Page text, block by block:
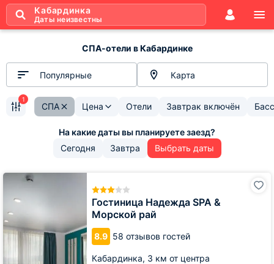
Кабардинка
Даты неизвестны
СПА-отели в Кабардинке
Популярные Карта
СПА Цена Отели Завтрак включён
1
Сегодня Завтра Выбрать даты
Гостиница Надежда SPA &
Морской рай
8.9 58 отзывов гостей
Кабардинка, 3 км от центра
Гостиница
SPA
Морской
рай